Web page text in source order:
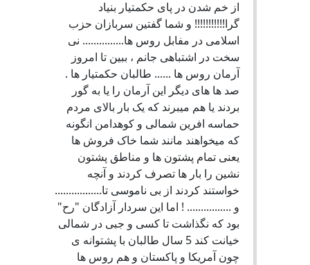
از خم شدن در پای حکمتیار بنیاد
گرا!!!!!!!!!!! و شما گفتین سربازان حزب
اسلامی در مفابل روس ها............... نی
سخت در اشتباهی جانم ، ببین تا امروز
آرمان روس ها ...... طالبان حکمتیار ها .
صد ها های دیگر این آرمان را یا به گور
بردند یا هم میبرند که یک بار بالای مردم
حماسه افرین شمالی و کوهدامن انگونه
که میخواهند مانند شما خاک فروش ها
یعنی تمام پشتون ها و مناطق پشتون
نشین را بار ها تصرف کردند و آنچه
خواستند کردند از بی ناموسی تا.................
و ................ ! اما این سردار آزادگان "رح"
بود که نگذاشت تا کسی و جبی در شمالی
خیانت کند 5 سال طالبان با پشتوانه ی
چون آمریکا و پاکستان و هم روس ها